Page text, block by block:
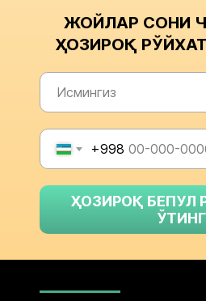
ЖОЙЛАР СОНИ
ҲОЗИРОҚ
+998
ҲОЗИРОҚ БЕПУЛ
ЎТИНГ